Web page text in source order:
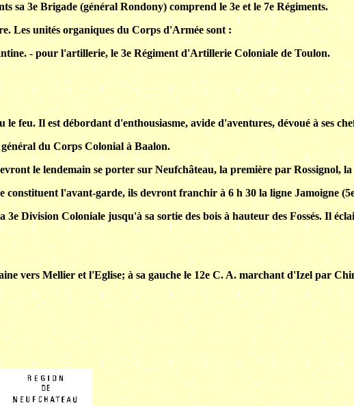
sa 3e Brigade (général Rondony) comprend le 3e et le 7e Régiments.
Les unités organiques du Corps d'Armée sont :
- pour l'artillerie, le 3e Régiment d'Artillerie Coloniale de Toulon.
feu. Il est débordant d'enthousiasme, avide d'aventures, dévoué à ses
du Corps Colonial à Baalon.
le lendemain se porter sur Neufchâteau, la première par Rossignol, la
constituent l'avant-garde, ils devront franchir à 6 h 30 la ligne Jamoigne
Division Coloniale jusqu'à sa sortie des bois à hauteur des Fossés. Il
vers Mellier et l'Eglise; à sa gauche le 12e C. A. marchant d'Izel par